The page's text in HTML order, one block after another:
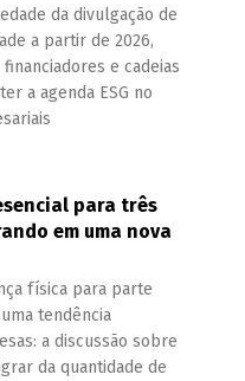
da divulgação de
a partir de 2026,
e cadeias
a agenda ESG no
para três
em uma nova
física para parte
tendência
a discussão sobre
da quantidade de